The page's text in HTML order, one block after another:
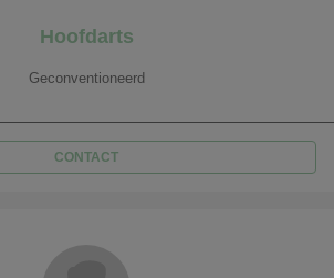
Hoofdarts
Geconventioneerd
CONTACT